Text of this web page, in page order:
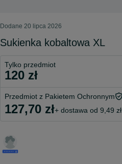
Dodane 20 lipca 2026
Sukienka kobaltowa XL
Tylko przedmiot
120 zł
Przedmiot z Pakietem Ochronnym
127,70 zł+ dostawa od 9,49 zł